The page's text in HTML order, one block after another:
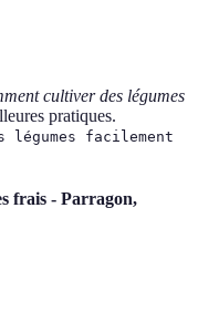
cultiver des légumes
pratiques.
facilement
frais - Parragon,